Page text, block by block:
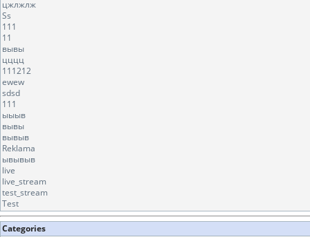
цжлжлж
Ss
111
11
вывы
цццц
111212
ewew
sdsd
111
ыыыв
вывы
вывыв
Reklama
ывывыв
live
live_stream
test_stream
Test
Categories